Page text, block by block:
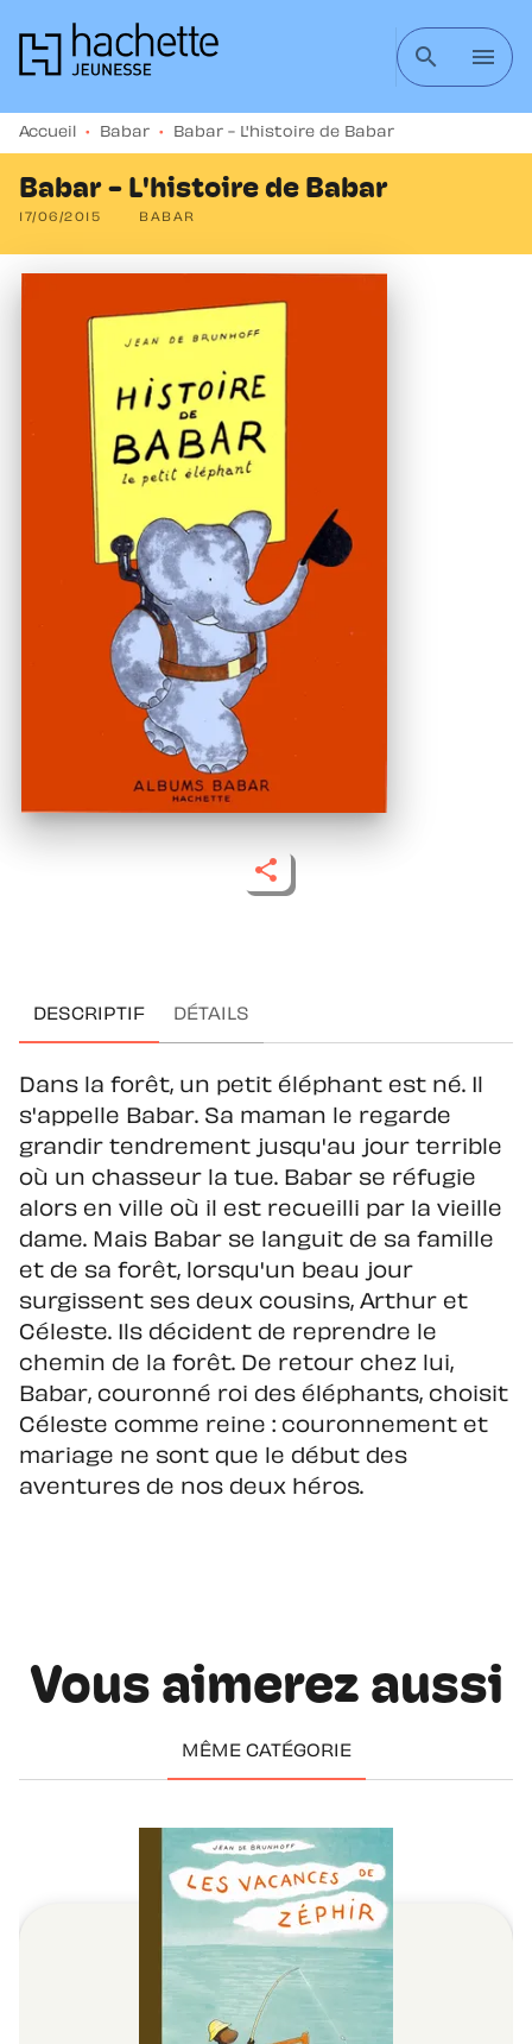
MENU RECHERCHE CONTENU
search menu
Accueil • Babar • Babar - L'histoire de Babar
Babar - L'histoire de Babar
17/06/2015 BABAR
DESCRIPTIF DÉTAILS
Dans la forêt, un petit éléphant est né. Il
s'appelle Babar. Sa maman le regarde
grandir tendrement jusqu'au jour terrible
où un chasseur la tue. Babar se réfugie
alors en ville où il est recueilli par la vieille
dame. Mais Babar se languit de sa famille
et de sa forêt, lorsqu'un beau jour
surgissent ses deux cousins, Arthur et
Céleste. Ils décident de reprendre le
chemin de la forêt. De retour chez lui,
Babar, couronné roi des éléphants, choisit
Céleste comme reine : couronnement et
mariage ne sont que le début des
aventures de nos deux héros.
Vous aimerez aussi
MÊME CATÉGORIE